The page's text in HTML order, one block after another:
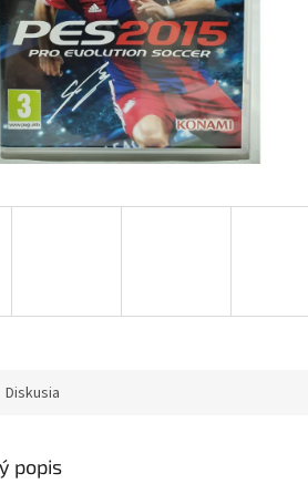
Diskusia
popis